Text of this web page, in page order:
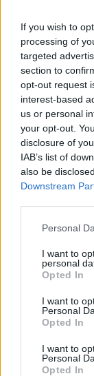
If you wish to
processing of
targeted
section to
opt-out request
interest-based
us or personal
your opt-out.
disclosure of
IAB’s list of
also be
Downstream
Personal
I want to
personal
Opted In
I want to
Personal
Opted In
I want to
Personal
Opted In
North Evia –
voucher των
η…
16:01 - 17
Ποιοι είναι οι
Βόρεια
χαντάκι
Το όχημα
υγεία του ο